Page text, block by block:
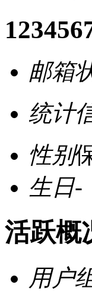
邮箱
统计
性别
生日-
活跃概
用户